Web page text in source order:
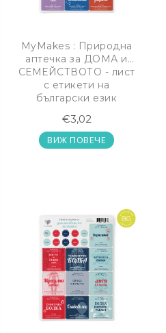
MyMakes : Природна
аптечка за ДОМА и
СЕМЕЙСТВОТО - лист
с етикети на
български език
€3,02
ВИЖ ПОВЕЧЕ